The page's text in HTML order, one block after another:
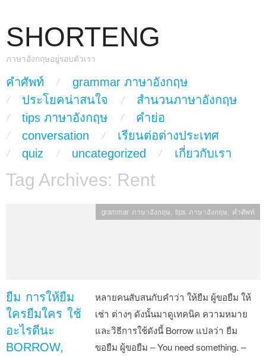
SHORTENG
ภาษาอังกฤษอยู่รอบตัวเรา
Main Menu
skip to content
คำศัพท์
grammar ภาษาอังกฤษ
ประโยคน่าสนใจ
สำนวนภาษาอังกฤษ
tips ภาษาอังกฤษ
คำย่อ
conversation
เรียนต่อต่างประเทศ
quiz
uncategorized เกี่ยวกับเรา
Tag Archives: Rent
ยืม การให้ยืม
ใครยืมใคร ใช้
อะไรดีนะ
BORROW,
หลายคนสับสนกับคำว่า ให้ยืม ผู้ขอยืม ให้
เช่า ต่างๆ ดังนั้นมาดูเทคนิค ความหมาย
และวิธีการใช้ดังนี้ Borrow แปลว่า ยืม
ขอยืม ผู้ขอยืม – You need something. –
grammar ภาษาอังกฤษ, tips ภาษาอังกฤษ, คำศัพท์